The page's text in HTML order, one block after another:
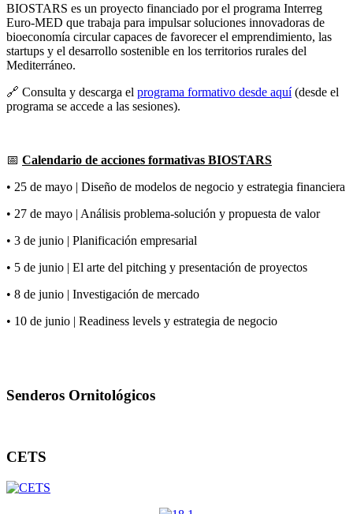
BIOSTARS es un proyecto financiado por el programa Interreg
Euro-MED que trabaja para impulsar soluciones innovadoras de
bioeconomía circular capaces de favorecer el emprendimiento, las
startups y el desarrollo sostenible en los territorios rurales del
Mediterráneo.
🔗 Consulta y descarga el programa formativo desde aquí(desde el
programa se accede a las sesiones).
📅 Calendario de acciones formativas BIOSTARS
• 25 de mayo | Diseño de modelos de negocio y estrategia financiera
• 27 de mayo | Análisis problema-solución y propuesta de valor
• 3 de junio | Planificación empresarial
• 5 de junio | El arte del pitching y presentación de proyectos
• 8 de junio | Investigación de mercado
• 10 de junio | Readiness levels y estrategia de negocio
Senderos Ornitológicos
CETS